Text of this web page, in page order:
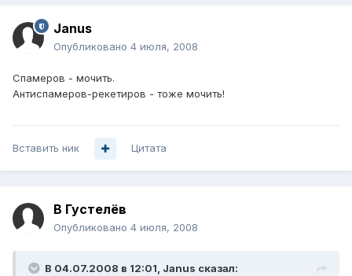
Janus
Опубликовано 4 июля, 2008
Спамеров - мочить.
Антиспамеров-рекетиров - тоже мочить!
Вставить ник Цитата
В Густелёв
Опубликовано 4 июля, 2008
В 04.07.2008 в 12:01, Janus сказал: